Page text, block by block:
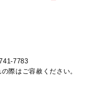
7783
際はご容赦ください。